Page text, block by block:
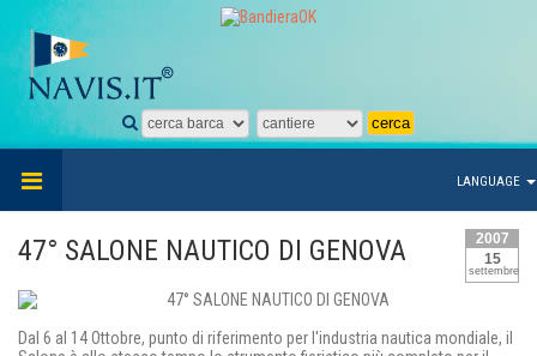
LANGUAGE
2007
15
settembre
47° SALONE NAUTICO DI GENOVA
Dal 6 al 14 Ottobre, punto di riferimento per l'industria nautica mondiale, il